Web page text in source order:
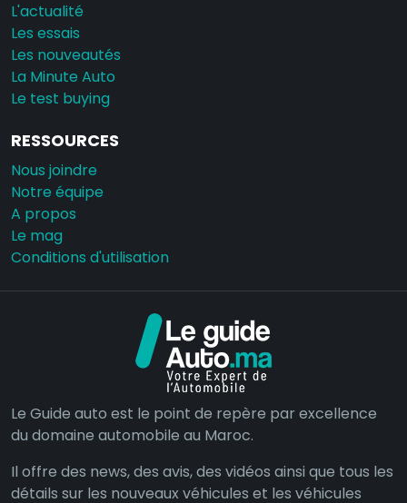
L'actualité
Les essais
Les nouveautés
La Minute Auto
Le test buying
RESSOURCES
Nous joindre
Notre équipe
A propos
Le mag
Conditions d'utilisation
Le Guide auto est le point de repère par excellence
du domaine automobile au Maroc.
Il offre des news, des avis, des vidéos ainsi que tous les
détails sur les nouveaux véhicules et les véhicules